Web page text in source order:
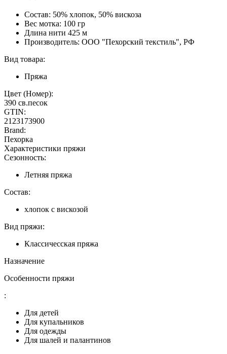
Состав: 50% хлопок, 50% вискоза
Вес мотка: 100 гр
Длина нити 425 м
Производитель: ООО "Пехорский текстиль", РФ
Вид товара:
Пряжа
Цвет (Номер):
390 св.песок
GTIN:
2123173900
Brand:
Пехорка
Характеристики пряжи
Сезонность:
Летняя пряжа
Состав:
хлопок с вискозой
Вид пряжи:
Классичесская пряжа
Назначение
Особенности пряжи
:
Для детей
Для купальников
Для одежды
Для шалей и палантинов